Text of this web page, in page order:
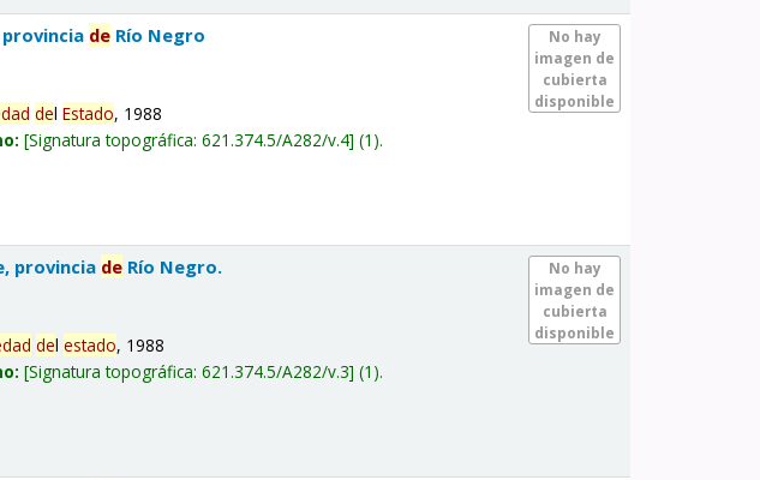
No hay
imagen de
cubierta
disponible
de Río Negro
delEstado, 1988
Signatura topográfica:621.374.5/A282/v.4 (1).
No hay
imagen de
cubierta
disponible
provincia de Río Negro.
delestado, 1988
Signatura topográfica:621.374.5/A282/v.3 (1).